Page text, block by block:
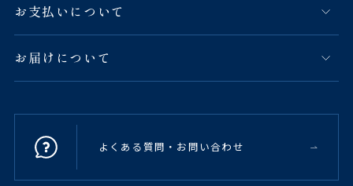
お支払いについて
お届けについて
よくある質問・お問い合わせ